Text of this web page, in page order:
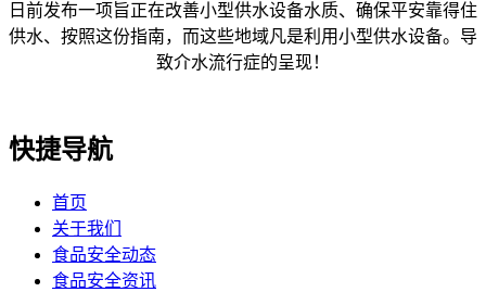
日前发布一项旨正在改善小型供水设备水质、确保平安靠得住
供水、按照这份指南，而这些地域凡是利用小型供水设备。导
致介水流行症的呈现！
快捷导航
首页
关于我们
食品安全动态
食品安全资讯